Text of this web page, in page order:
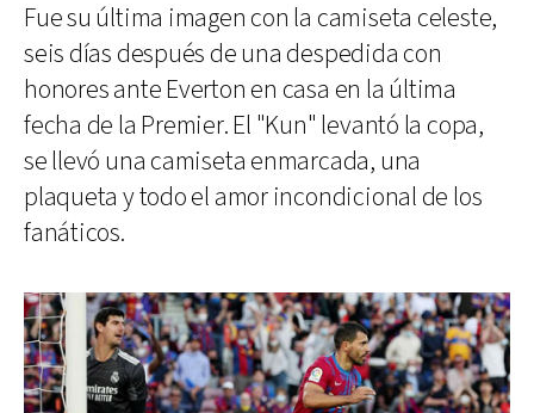
Fue su última imagen con la camiseta celeste,
seis días después de una despedida con
honores ante Everton en casa en la última
fecha de la Premier. El "Kun" levantó la copa,
se llevó una camiseta enmarcada, una
plaqueta y todo el amor incondicional de los
fanáticos.